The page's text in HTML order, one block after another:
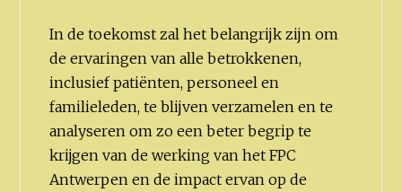
In de toekomst zal het belangrijk zijn om
de ervaringen van alle betrokkenen,
inclusief patiënten, personeel en
familieleden, te blijven verzamelen en te
analyseren om zo een beter begrip te
krijgen van de werking van het FPC
Antwerpen en de impact ervan op de